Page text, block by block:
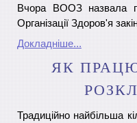
Вчора ВООЗ назвала
Організації Здоров'я
Докладніше...
ЯК
Традиційно найбільша